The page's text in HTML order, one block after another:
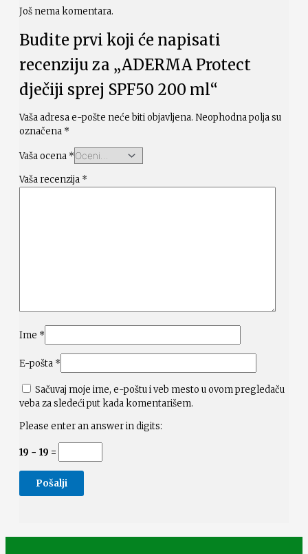
Još nema komentara.
Budite prvi koji će napisati
recenziju za „ADERMA Protect
dječiji sprej SPF50 200 ml“
Vaša adresa e-pošte neće biti objavljena. Neophodna polja su
označena *
Vaša ocena *
Vaša recenzija *
Ime *
E-pošta *
Sačuvaj moje ime, e-poštu i veb mesto u ovom pregledaču
veba za sledeći put kada komentarišem.
Please enter an answer in digits:
19 − 19 =